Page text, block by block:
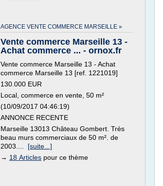
AGENCE VENTE COMMERCE MARSEILLE »
Vente commerce Marseille 13 -
Achat commerce ... - ornox.fr
Vente commerce Marseille 13 - Achat
commerce Marseille 13 [ref. 1221019]
130.000 EUR
Local, commerce en vente, 50 m²
(10/09/2017 04:46:19)
ANNONCE RECENTE
Marseille 13013 Château Gombert. Très
beau murs commerciaux de 50 m². de
2003.... [suite...]
→ 18 Articles pour ce thème